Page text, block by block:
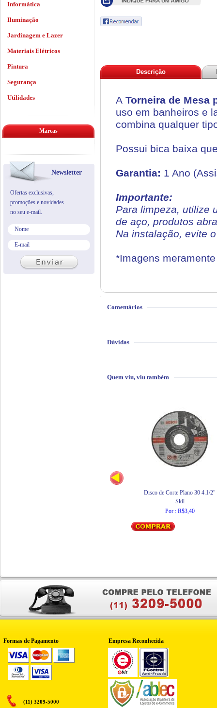
Descrição
A Torneira de Mesa
uso em banheiros e
combina qualquer
Possui bica baixa
Garantia: 1 Ano
Importante:
Para limpeza, utilize
de aço, produtos
Na instalação, evite
*Imagens
Comentários
Dúvidas
Quem viu, viu também
Disco de Corte Plano 30 4.1/2"
Skil
Por : R$3,40
Informática
Iluminação
Jardinagem e Lazer
Materiais Elétricos
Pintura
Segurança
Utilidades
Marcas
Newsletter
Ofertas exclusivas,
promoções e novidades
no seu e-mail.
Formas de Pagamento Empresa Reconhecida
(11) 3209-5000